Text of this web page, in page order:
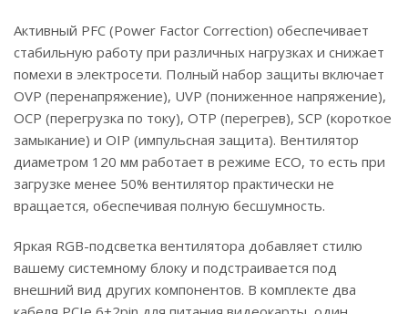
Активный PFC (Power Factor Correction) обеспечивает
стабильную работу при различных нагрузках и снижает
помехи в электросети. Полный набор защиты включает
OVP (перенапряжение), UVP (пониженное напряжение),
OCP (перегрузка по току), OTP (перегрев), SCP (короткое
замыкание) и OIP (импульсная защита). Вентилятор
диаметром 120 мм работает в режиме ECO, то есть при
загрузке менее 50% вентилятор практически не
вращается, обеспечивая полную бесшумность.
Яркая RGB-подсветка вентилятора добавляет стилю
вашему системному блоку и подстраивается под
внешний вид других компонентов. В комплекте два